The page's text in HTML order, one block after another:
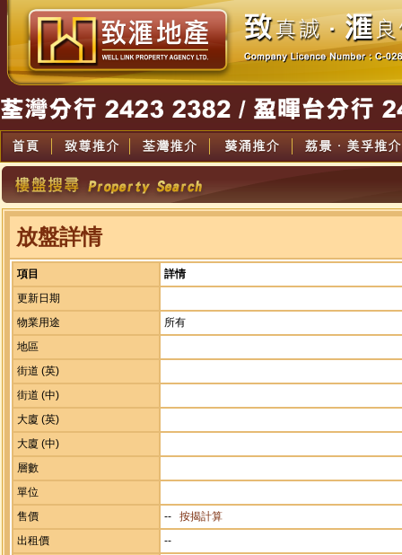
放盤詳情
項目
詳情
更新日期
物業用途
所有
地區
街道 (英)
街道 (中)
大廈 (英)
大廈 (中)
層數
單位
售價
-- 按揭計算
出租價
--